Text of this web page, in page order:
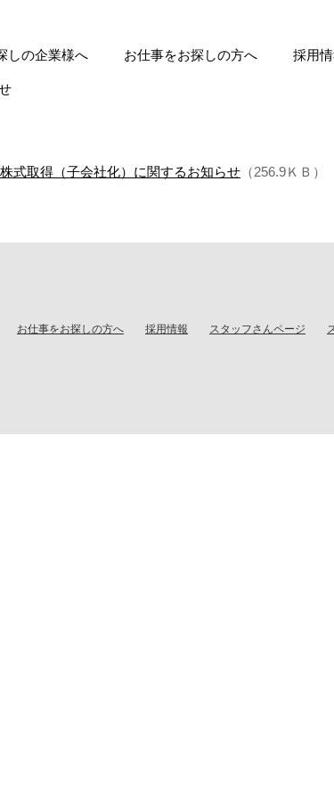
しの企業様へ お仕事をお探しの方へ 採用
別労働者代表決定につい
式取得（子会社化）に関するお知らせ （256.9ＫＢ）
お仕事をお探しの方へ 採用情報 スタッフさんページ